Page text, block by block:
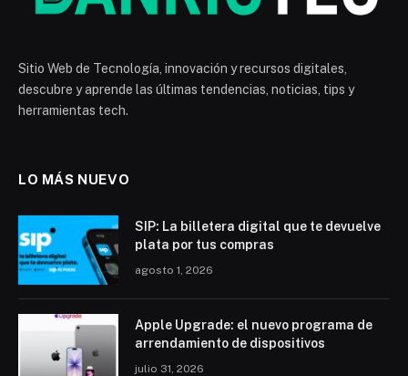
Sitio Web de Tecnología, innovación y recursos digitales,
descubre y aprende las últimas tendencias, noticias, tips y
herramientas tech.
LO MÁS NUEVO
SIP: La billetera digital que te devuelve
plata por tus compras
agosto 1, 2026
Apple Upgrade: el nuevo programa de
arrendamiento de dispositivos
julio 31, 2026